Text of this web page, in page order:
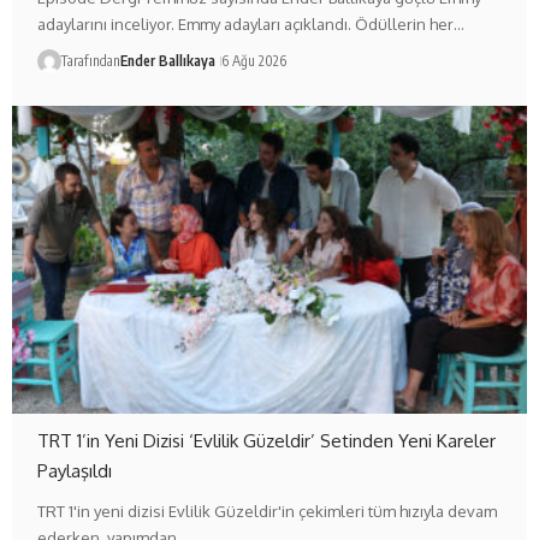
adaylarını inceliyor. Emmy adayları açıklandı. Ödüllerin her…
TarafındanEnder Ballıkaya 6 Ağu 2026
TRT 1’in Yeni Dizisi ‘Evlilik Güzeldir’ Setinden Yeni Kareler
Paylaşıldı
TRT 1'in yeni dizisi Evlilik Güzeldir'in çekimleri tüm hızıyla devam